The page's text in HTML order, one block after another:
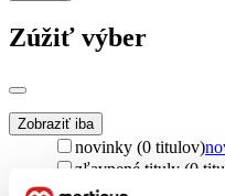
Zúžiť výber
Zobraziť iba
novinky (0 titulov)
zľavnené tituly (0